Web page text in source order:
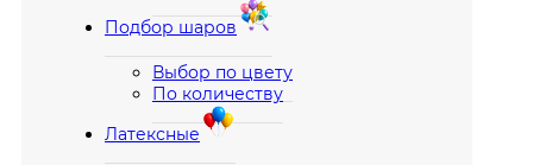
Подбор шаров
Выбор по цвету
По количеству
Латексные